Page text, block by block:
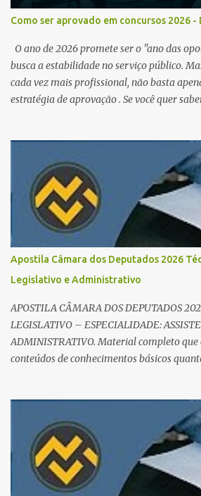
Como ser aprovado em concursos 2026 -
O ano de 2026 promete ser o "ano das
busca a estabilidade no serviço público.
cada vez mais profissional, não basta
estratégia de aprovação . Se você quer
Edital Verticalizado Não comece a estudar
de ouro é criar um edital verticalizado .
marque seu progresso (Teoria / Resumo /
você perca tempo com conteúdos
bata todo o conteúdo programático.
sucesso: Cronograma de estudos
para foco total; Foco em disciplinas básicas
Direito Administrativo). 🔄 2. Revisão Espaç...
Apostila Câmara dos Deputados 2026
Legislativo e Administrativo
APOSTILA CÂMARA DOS DEPUTADOS
LEGISLATIVO – ESPECIALIDADE:
ADMINISTRATIVO. Material completo
conteúdos de conhecimentos básicos
realidade, e o cargo de Analista Legislativo
Gestão) se destaca como uma das
Com exigência de nível superior em
oferece 35 vagas imediatas e salários que
mil . O que estudar para Processo